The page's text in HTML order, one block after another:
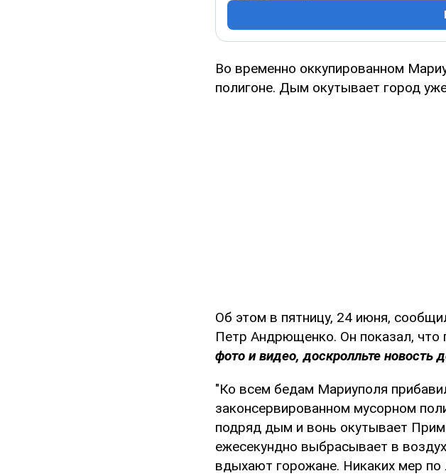
Во временно оккупированном
полигоне. Дым окутывает город
Об этом в пятницу, 24 июня,
Петр Андрющенко. Он показал, что
фото и видео, доскролльте новость
"Ко всем бедам Мариуполя
законсервированном мусорном
подряд дым и вонь окутывает
ежесекундно выбрасывает в
вдыхают горожане. Никаких мер